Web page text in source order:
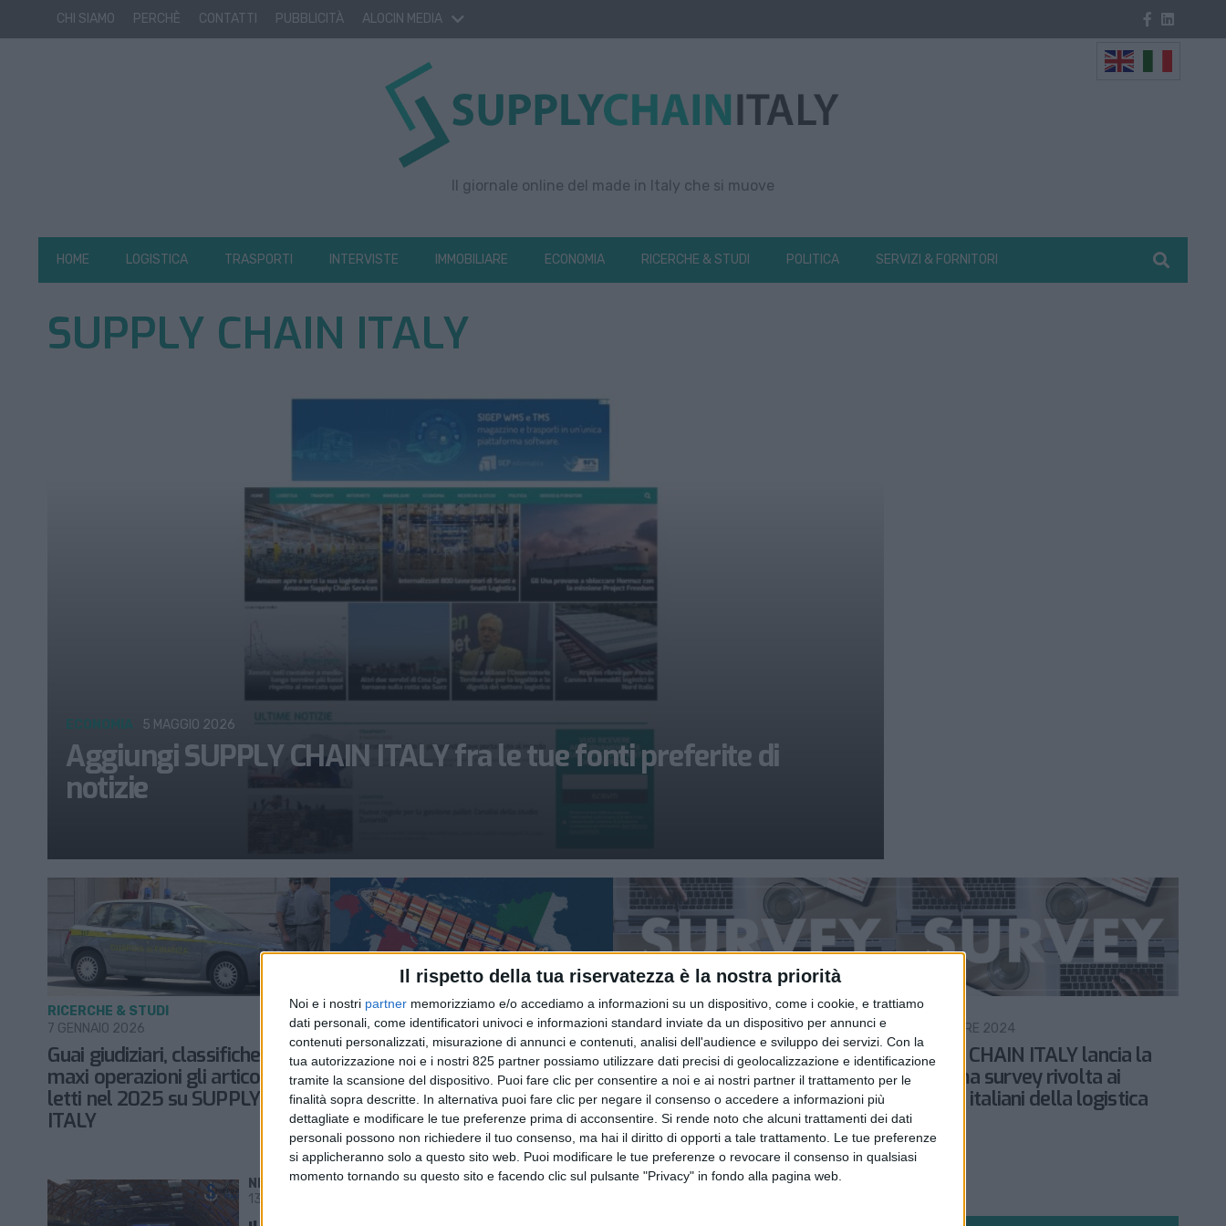
Il rispetto della tua riservatezza è la nostra priorità
Noi e i nostri partner memorizziamo e/o accediamo a informazioni su un dispositivo, come i cookie, e trattiamo
dati personali, come identificatori univoci e informazioni standard inviate da un dispositivo per annunci e
contenuti personalizzati, misurazione di annunci e contenuti, analisi dell'audience e sviluppo dei servizi. Con la
tua autorizzazione noi e i nostri 825 partner possiamo utilizzare dati precisi di geolocalizzazione e identificazione
tramite la scansione del dispositivo. Puoi fare clic per consentire a noi e ai nostri partner il trattamento per le
finalità sopra descritte. In alternativa puoi fare clic per negare il consenso o accedere a informazioni più
dettagliate e modificare le tue preferenze prima di acconsentire. Si rende noto che alcuni trattamenti dei dati
personali possono non richiedere il tuo consenso, ma hai il diritto di opporti a tale trattamento. Le tue preferenze
si applicheranno solo a questo sito web. Puoi modificare le tue preferenze o revocare il consenso in qualsiasi
momento tornando su questo sito e facendo clic sul pulsante "Privacy" in fondo alla pagina web.
CHI SIAMO PERCHÈ CONTATTI PUBBLICITÀ ALOCIN MEDIA
Il giornale online del made in Italy che si muove
HOME LOGISTICA TRASPORTI INTERVISTE IMMOBILIARE ECONOMIA RICERCHE & STUDI POLITICA SERVIZI & FORNITORI
SUPPLY CHAIN ITALY
Aggiungi SUPPLY CHAIN ITALY fra le tue fonti preferite di
notizie
ECONOMIA 5 MAGGIO 2026
Guai giudiziari, classifiche e
maxi operazioni gli articoli più
letti nel 2025 su SUPPLY CHAIN
ITALY
RICERCHE & STUDI
7 GENNAIO 2026
SUPPLY CHAIN ITALY
raddoppia: tutti gli articoli ogni
giorno anche in inglese
ECONOMIA
17 FEBBRAIO 2025
Trasporti via mare e carenza di
autisti in cima alle
preoccupazioni logistiche
italiane del 2025
RICERCHE & STUDI
17 GENNAIO 2025
SUPPLY CHAIN ITALY lancia la
sua prima survey rivolta ai
direttori italiani della logistica
LOGISTICA
29 NOVEMBRE 2024
NEWS
13 NOVEMBRE 2023
TRASPORTI